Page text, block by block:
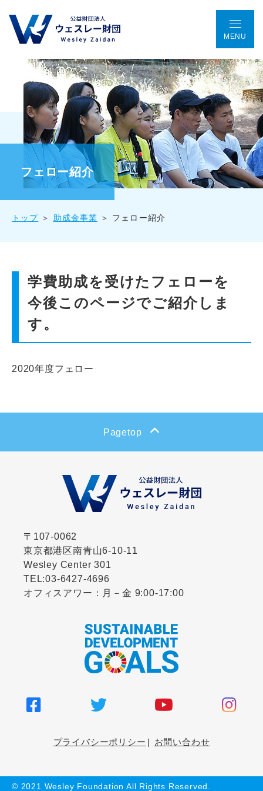
MENU
TOP アクセス ENGLISH 会議室予約 お問い合わせ
ウェスレー財団とは
プログラム
インターンシップ
貸会議室
動画紹介
採用情報
フェロー紹介
トップ 助成金事業 フェロー紹介
学費助成を受けたフェローを
今後このページでご紹介しま
す。
2020年度フェロー
Pagetop
〒107-0062
東京都港区南青山6-10-11
Wesley Center 301
TEL:03-6427-4696
オフィスアワー：月－金 9:00-17:00
プライバシーポリシー お問い合わせ
© 2021 Wesley Foundation All Rights Reserved.